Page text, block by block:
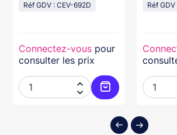
au panier
Réf GDV : CEV-692D
Connectez-vous pour
consulter les prix


Ajouter au
Réf